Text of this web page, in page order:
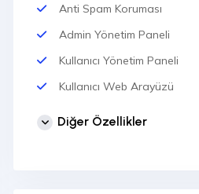
Anti Spam Koruması
Admin Yönetim Paneli
Kullanıcı Yönetim Paneli
Kullanıcı Web Arayüzü
Sınırsız Domain Ekleme
Diğer Özellikler